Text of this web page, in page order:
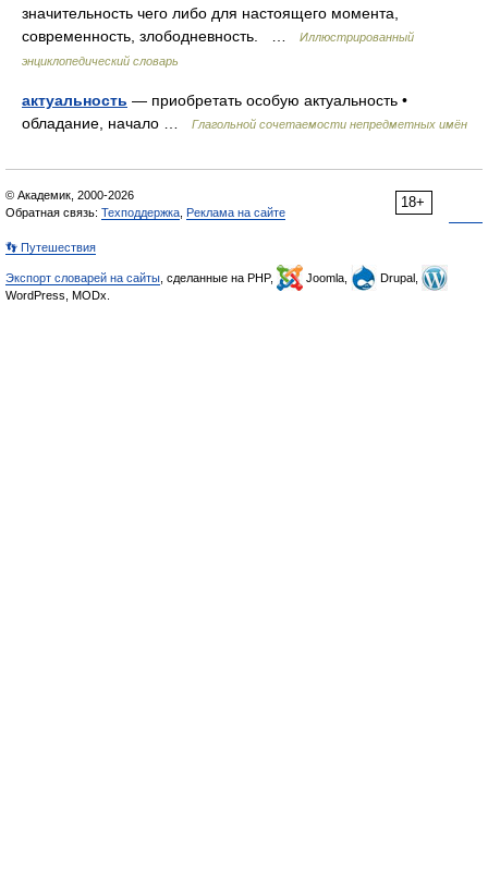
значительность чего либо для настоящего момента,
современность, злободневность. …
Иллюстрированный
энциклопедический словарь
актуальность — приобретать особую актуальность •
обладание, начало …
Глагольной сочетаемости непредметных имён
18+
© Академик, 2000-2026
Обратная связь: Техподдержка Реклама на сайте
👣 Путешествия
Экспорт словарей на сайты , сделанные на PHP, Joomla,
Drupal,
WordPress, MODx.